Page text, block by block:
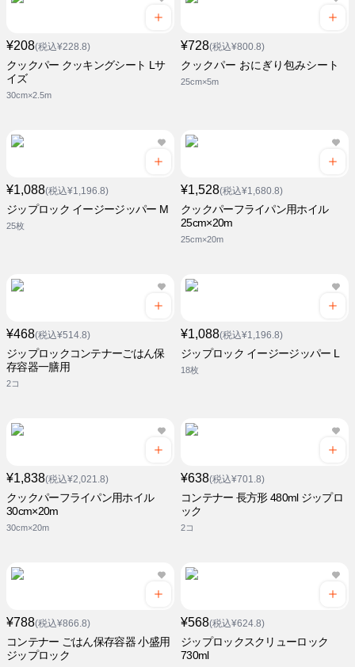
¥208(税込¥228.8)
クックパー クッキングシート Lサ
イズ
30cm×2.5m
¥728(税込¥800.8)
クックパー おにぎり包みシート
25cm×5m
¥1,088(税込¥1,196.8)
ジップロック イージージッパー M
25枚
¥1,528(税込¥1,680.8)
クックパーフライパン用ホイル
25cm×20m
25cm×20m
¥468(税込¥514.8)
ジップロックコンテナーごはん保
存容器一膳用
2コ
¥1,088(税込¥1,196.8)
ジップロック イージージッパー L
18枚
¥1,838(税込¥2,021.8)
クックパーフライパン用ホイル
30cm×20m
30cm×20m
¥638(税込¥701.8)
コンテナー 長方形 480ml ジップロ
ック
2コ
¥788(税込¥866.8)
コンテナー ごはん保存容器 小盛用
ジップロック
¥568(税込¥624.8)
ジップロックスクリューロック
730ml